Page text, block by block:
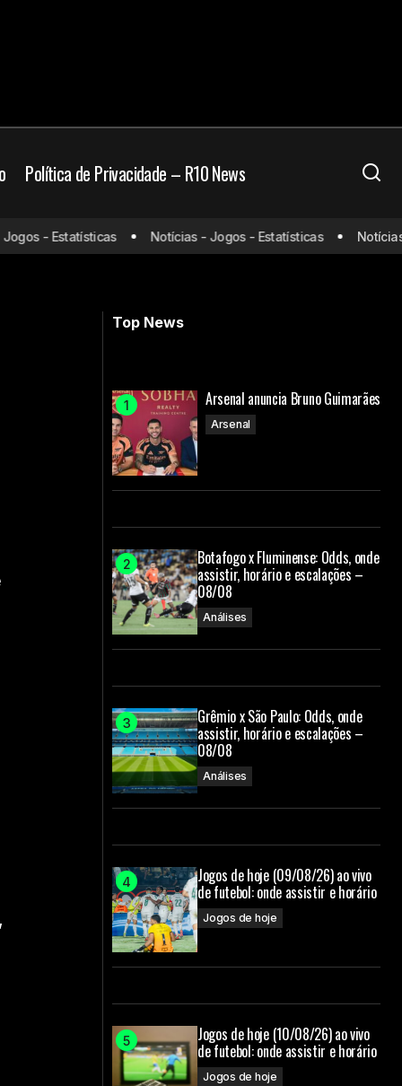
Política de Privacidade – R10 News
e pode
Jogo elétrico e cheio de polêmicas
termina empatado entre Bournemouth
e Manchester United
- Estatísticas Notícias - Jogos - Estatísticas Notícias -
Top News
Arsenal anuncia Bruno Guimarães
Arsenal
Botafogo x Fluminense: Odds, onde
assistir, horário e escalações –
08/08
Análises
Grêmio x São Paulo: Odds, onde
assistir, horário e escalações –
08/08
Análises
Jogos de hoje (09/08/26) ao vivo
de futebol: onde assistir e horário
Jogos de hoje
Jogos de hoje (10/08/26) ao vivo
de futebol: onde assistir e horário
Jogos de hoje